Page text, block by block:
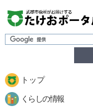
トップ
くらしの情報